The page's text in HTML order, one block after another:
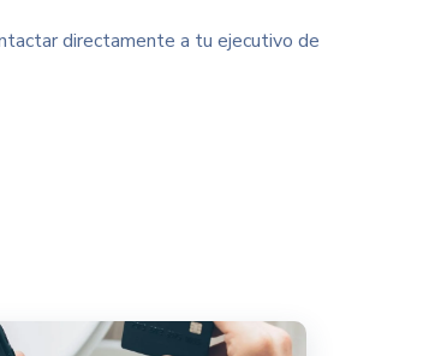
directamente a tu ejecutivo de